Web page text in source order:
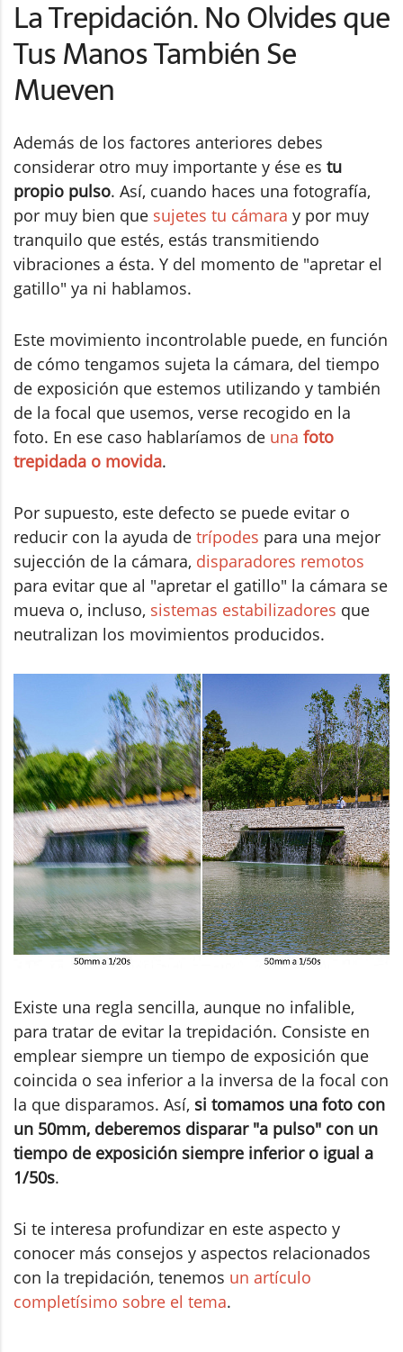
La Trepidación. No Olvides que
Tus Manos También Se
Mueven
Además de los factores anteriores debes
considerar otro muy importante y ése es tu
propio pulso. Así, cuando haces una fotografía,
por muy bien que sujetes tu cámara y por muy
tranquilo que estés, estás transmitiendo
vibraciones a ésta. Y del momento de "apretar el
gatillo" ya ni hablamos.
Este movimiento incontrolable puede, en función
de cómo tengamos sujeta la cámara, del tiempo
de exposición que estemos utilizando y también
de la focal que usemos, verse recogido en la
foto. En ese caso hablaríamos de una foto
trepidada o movida.
Por supuesto, este defecto se puede evitar o
reducir con la ayuda de trípodes para una mejor
sujección de la cámara, disparadores remotos
para evitar que al "apretar el gatillo" la cámara se
mueva o, incluso, sistemas estabilizadores que
neutralizan los movimientos producidos.
Existe una regla sencilla, aunque no infalible,
para tratar de evitar la trepidación. Consiste en
emplear siempre un tiempo de exposición que
coincida o sea inferior a la inversa de la focal con
la que disparamos. Así, si tomamos una foto con
un 50mm, deberemos disparar "a pulso" con un
tiempo de exposición siempre inferior o igual a
1/50s.
Si te interesa profundizar en este aspecto y
conocer más consejos y aspectos relacionados
con la trepidación, tenemos un artículo
completísimo sobre el tema.